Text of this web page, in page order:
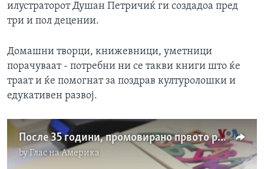
илустраторот Душан Петричиќ ги создадоа пред
три и пол децении.
Домашни творци, книжевници, уметници
порачуваат - потребни ни се такви книги што ќе
траат и ќе помогнат за поздрав културолошки и
едукативен развој.
После 35 години, промовирано првото реиздание на култната книга „Бушава азбука“.
byГлас на Америка